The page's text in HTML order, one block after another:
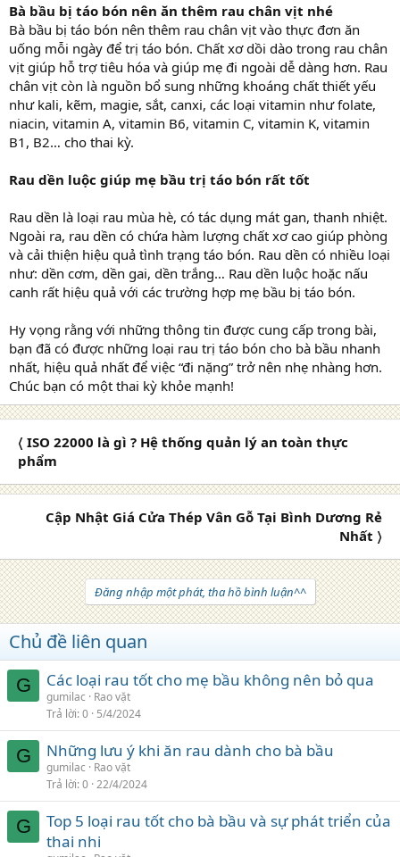
Bà bầu bị táo bón nên ăn thêm rau chân vịt nhé
Bà bầu bị táo bón nên thêm rau chân vịt vào thực đơn ăn
uống mỗi ngày để trị táo bón. Chất xơ dồi dào trong rau chân
vịt giúp hỗ trợ tiêu hóa và giúp mẹ đi ngoài dễ dàng hơn. Rau
chân vịt còn là nguồn bổ sung những khoáng chất thiết yếu
như kali, kẽm, magie, sắt, canxi, các loại vitamin như folate,
niacin, vitamin A, vitamin B6, vitamin C, vitamin K, vitamin
B1, B2… cho thai kỳ.
Rau dền luộc giúp mẹ bầu trị táo bón rất tốt
Rau dền là loại rau mùa hè, có tác dụng mát gan, thanh nhiệt.
Ngoài ra, rau dền có chứa hàm lượng chất xơ cao giúp phòng
và cải thiện hiệu quả tình trạng táo bón. Rau dền có nhiều loại
như: dền cơm, dền gai, dền trắng… Rau dền luộc hoặc nấu
canh rất hiệu quả với các trường hợp mẹ bầu bị táo bón.
Hy vọng rằng với những thông tin được cung cấp trong bài,
bạn đã có được những loại rau trị táo bón cho bà bầu nhanh
nhất, hiệu quả nhất để việc “đi nặng” trở nên nhẹ nhàng hơn.
Chúc bạn có một thai kỳ khỏe mạnh!
〈 ISO 22000 là gì ? Hệ thống quản lý an toàn thực
phẩm
Cập Nhật Giá Cửa Thép Vân Gỗ Tại Bình Dương Rẻ
Nhất 〉
Đăng nhập một phát, tha hồ bình luận^^
Chủ đề liên quan
G Các loại rau tốt cho mẹ bầu không nên bỏ qua
gumilac
Rao vặt
Trả lời 0 5/4/2024
G Những lưu ý khi ăn rau dành cho bà bầu
gumilac
Rao vặt
Trả lời 0 22/4/2024
G
Top 5 loại rau tốt cho bà bầu và sự phát triển của
thai nhi